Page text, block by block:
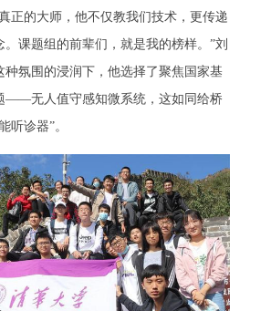
正的大师，他不仅教我们技术，更传递
课题组的前辈们，就是我的榜样。”刘
种氛围的浸润下，他选择了聚焦国家基
——无人值守感知微系统，这如同给桥
听诊器”。